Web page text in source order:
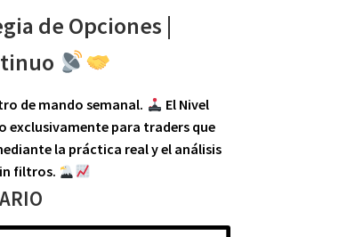
de Opciones |
de mando semanal. El Nivel
exclusivamente para traders que
la práctica realy el análisis
filtros.